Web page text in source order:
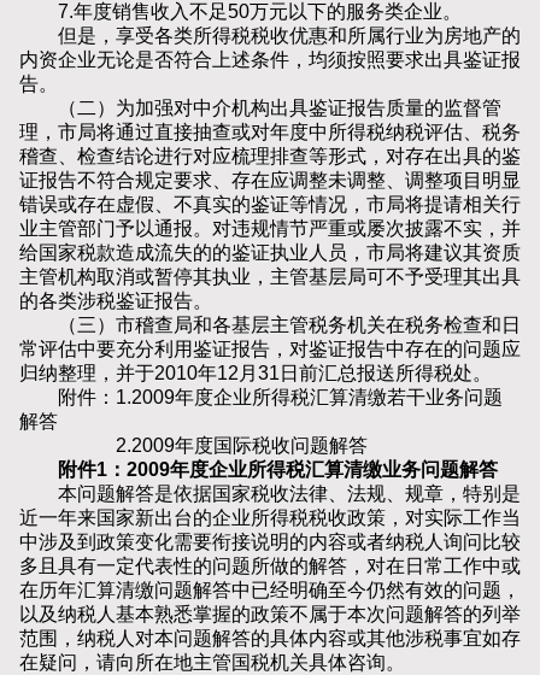
7.年度销售收入不足50万元以下的服务类企业。
但是，享受各类所得税税收优惠和所属行业为房地产的
内资企业无论是否符合上述条件，均须按照要求出具鉴证报
告。
（二）为加强对中介机构出具鉴证报告质量的监督管
理，市局将通过直接抽查或对年度中所得税纳税评估、税务
稽查、检查结论进行对应梳理排查等形式，对存在出具的鉴
证报告不符合规定要求、存在应调整未调整、调整项目明显
错误或存在虚假、不真实的鉴证等情况，市局将提请相关行
业主管部门予以通报。对违规情节严重或屡次披露不实，并
给国家税款造成流失的的鉴证执业人员，市局将建议其资质
主管机构取消或暂停其执业，主管基层局可不予受理其出具
的各类涉税鉴证报告。
（三）市稽查局和各基层主管税务机关在税务检查和日
常评估中要充分利用鉴证报告，对鉴证报告中存在的问题应
归纳整理，并于2010年12月31日前汇总报送所得税处。
附件：1.2009年度企业所得税汇算清缴若干业务问题
解答
2.2009年度国际税收问题解答
附件1：2009年度企业所得税汇算清缴业务问题解答
本问题解答是依据国家税收法律、法规、规章，特别是
近一年来国家新出台的企业所得税税收政策，对实际工作当
中涉及到政策变化需要衔接说明的内容或者纳税人询问比较
多且具有一定代表性的问题所做的解答，对在日常工作中或
在历年汇算清缴问题解答中已经明确至今仍然有效的问题，
以及纳税人基本熟悉掌握的政策不属于本次问题解答的列举
范围，纳税人对本问题解答的具体内容或其他涉税事宜如存
在疑问，请向所在地主管国税机关具体咨询。